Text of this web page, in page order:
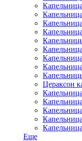
Цераксон
Еще